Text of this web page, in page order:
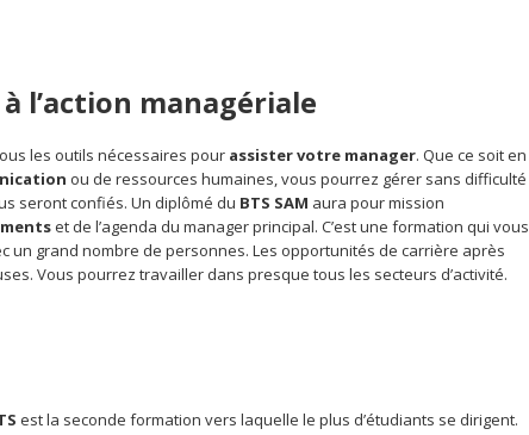
l’action managériale
les outils nécessaires pour assister votre manager. Que ce soit en
ou de ressources humaines, vous pourrez gérer sans difficulté
seront confiés. Un diplômé du BTS SAM aura pour mission
et de l’agenda du manager principal. C’est une formation qui vous
un grand nombre de personnes. Les opportunités de carrière après
Vous pourrez travailler dans presque tous les secteurs d’activité.
est la seconde formation vers laquelle le plus d’étudiants se dirigent.